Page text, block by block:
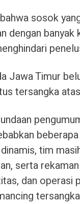
sosok
dengan banyak
Jawa Timur
tersangka
tim
serta
dan operasi